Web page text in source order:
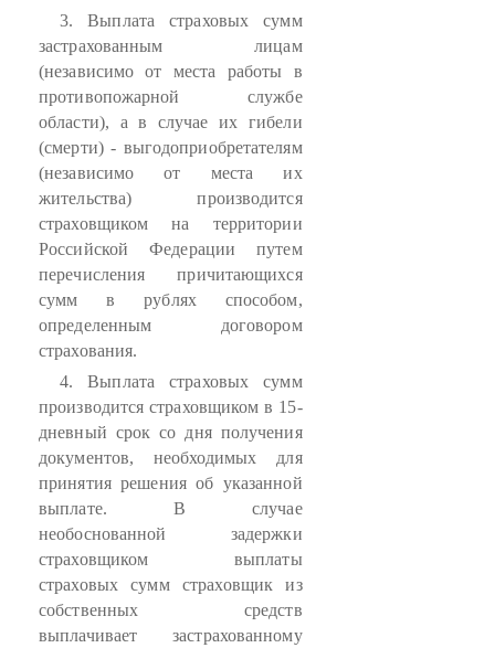
3. Выплата страховых сумм
застрахованным лицам
(независимо от места работы в
противопожарной службе
области), а в случае их гибели
(смерти) - выгодоприобретателям
(независимо от места их
жительства) производится
страховщиком на территории
Российской Федерации путем
перечисления причитающихся
сумм в рублях способом,
определенным договором
страхования.
4. Выплата страховых сумм
производится страховщиком в 15-
дневный срок со дня получения
документов, необходимых для
принятия решения об указанной
выплате. В случае
необоснованной задержки
страховщиком выплаты
страховых сумм страховщик из
собственных средств
выплачивает застрахованному